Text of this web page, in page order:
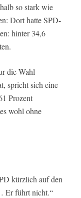
so stark wie
Dort hatte SPD-
hinter 34,6
die Wahl
spricht sich eine
Prozent
wohl ohne
kürzlich auf den
Er führt nicht.“